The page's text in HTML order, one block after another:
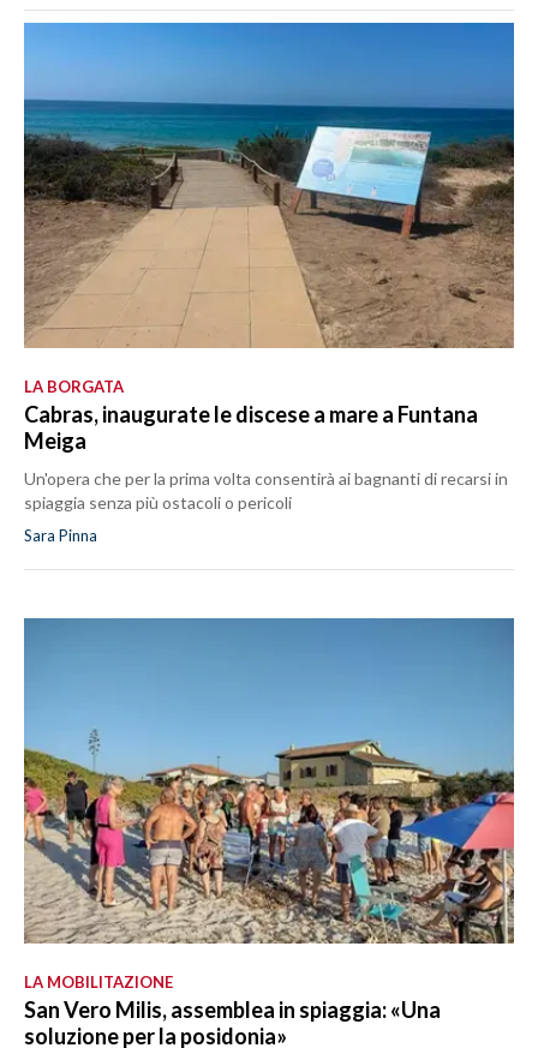
LA BORGATA
Cabras, inaugurate le discese a mare a Funtana
Meiga
Un'opera che per la prima volta consentirà ai bagnanti di recarsi in
spiaggia senza più ostacoli o pericoli
Sara Pinna
LA MOBILITAZIONE
San Vero Milis, assemblea in spiaggia: «Una
soluzione per la posidonia»